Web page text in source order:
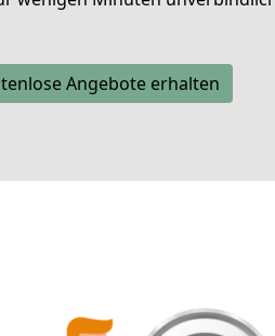
Angebote erhalten